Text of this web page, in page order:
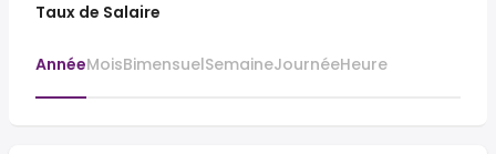
Taux de Salaire
AnnéeMoisBimensuelSemaineJournéeHeure